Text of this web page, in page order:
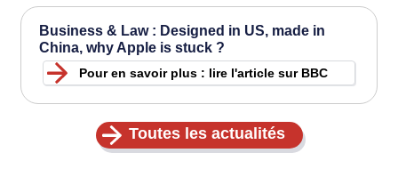
Business & Law : Designed in US, made in
China, why Apple is stuck ?
Pour en savoir plus : lire l'article sur BBC
Toutes les actualités